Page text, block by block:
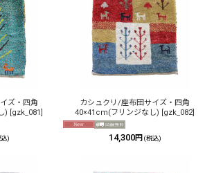
ズ・四角
) [gzk_081]
)
カシュクリ/座布団サイズ・四角
40×41cm(フリンジなし) [gzk_082]
14,300円 (税込)